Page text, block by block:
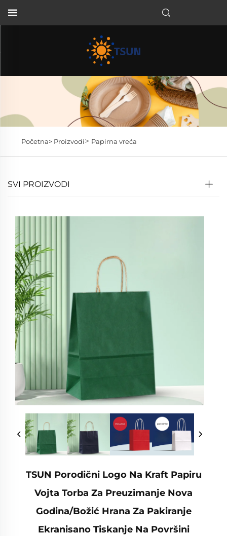
Početna> Proizvodi> Papirna vreća
SVI PROIZVODI
TSUN Porodični Logo Na Kraft Papiru
Vojta Torba Za Preuzimanje Nova
Godina/Božić Hrana Za Pakiranje
Ekranisano Tiskanje Na Površini